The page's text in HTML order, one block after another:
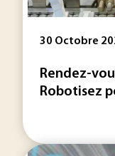
30 Octobre
Rendez-
Robotisez